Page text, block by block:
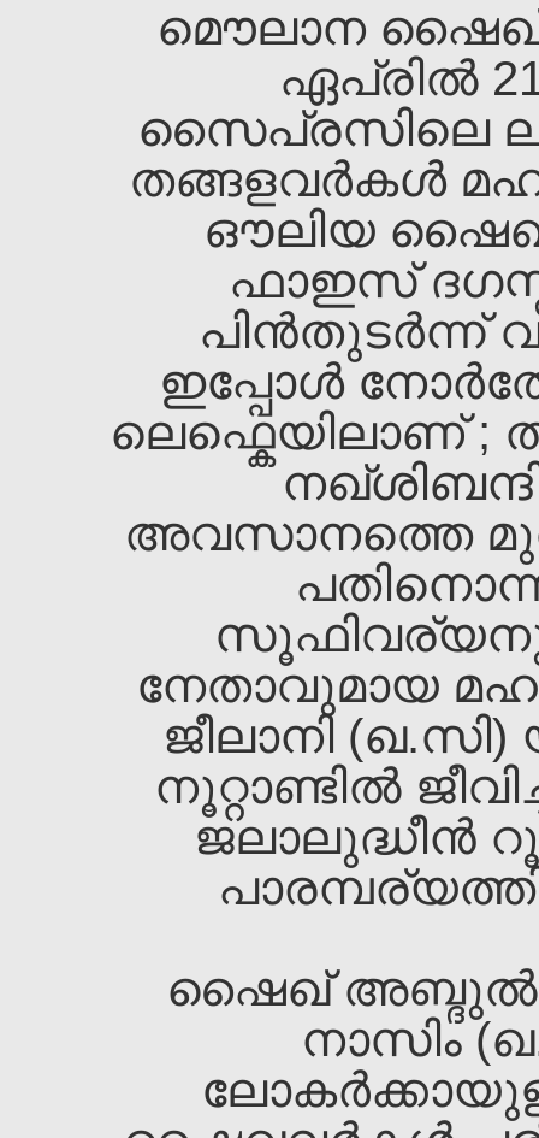
മൌലാന ഷൈഖ്‌
ഏപ്രില്‍
സൈപ്രസിലെ
തങ്ങളവര്‍കള്‍
ഔലിയ
ഫാഇസ്‌
ഇപ്പോള്‍
ലെഫ്കെയിലാണ്‌ ;
അവസാനത്തെ
നേതാവുമായ
ജീലാനി
നൂറ്റാണ്ടില്‍
ജലാലുദ്ധീന്‍
ഷൈഖ്‌ അബ്ദുല്‍
നാസിം